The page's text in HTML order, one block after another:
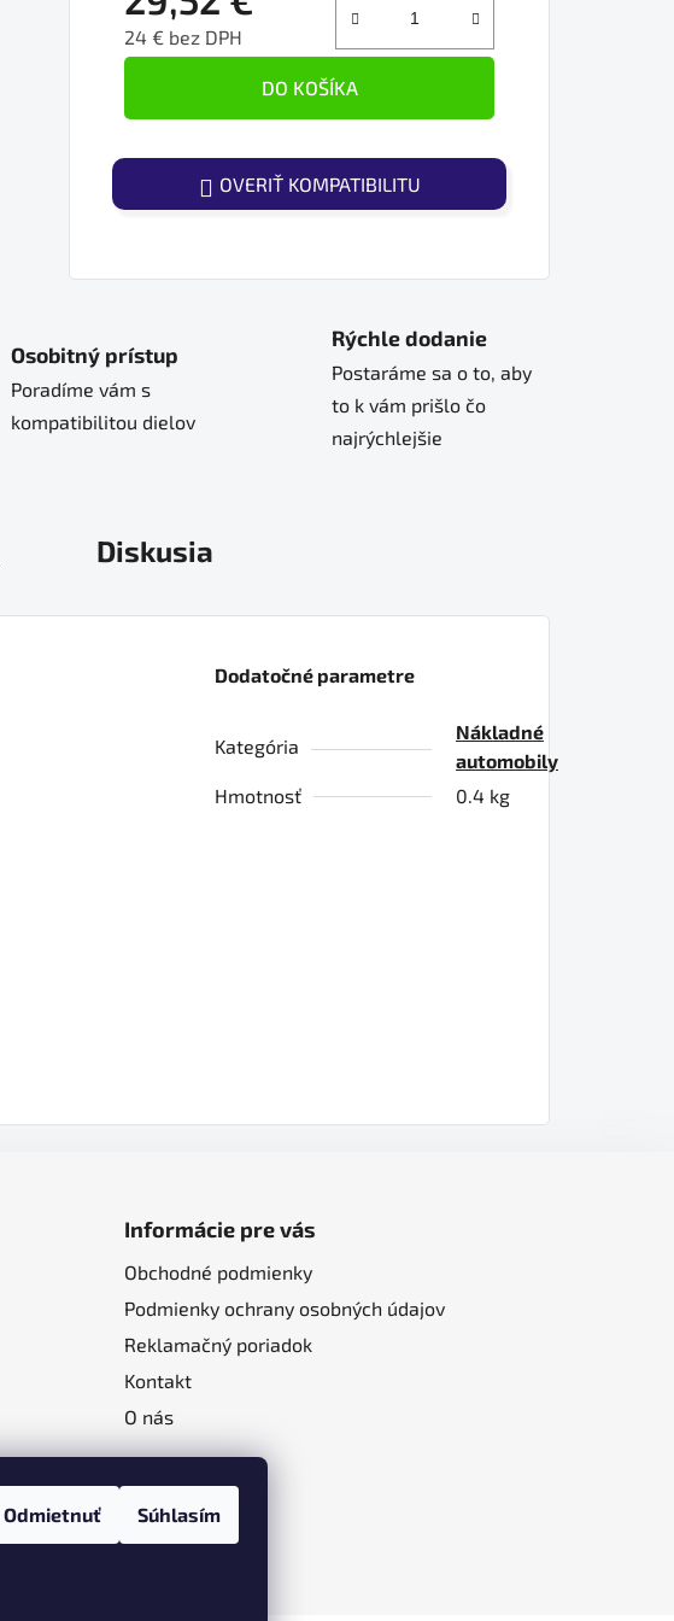
Odmietnuť Súhlasím
24 € bez DPH
DO KOŠÍKA
OVERIŤ KOMPATIBILITU
Osobitný prístup
Poradíme vám s
kompatibilitou dielov
Rýchle dodanie
Postaráme sa o to, aby
to k vám prišlo čo
najrýchlejšie
Diskusia
Dodatočné parametre
Kategória
Nákladné
automobily
Hmotnosť
0.4 kg
Informácie pre vás
Obchodné podmienky
Podmienky ochrany osobných údajov
Reklamačný poriadok
Kontakt
O nás